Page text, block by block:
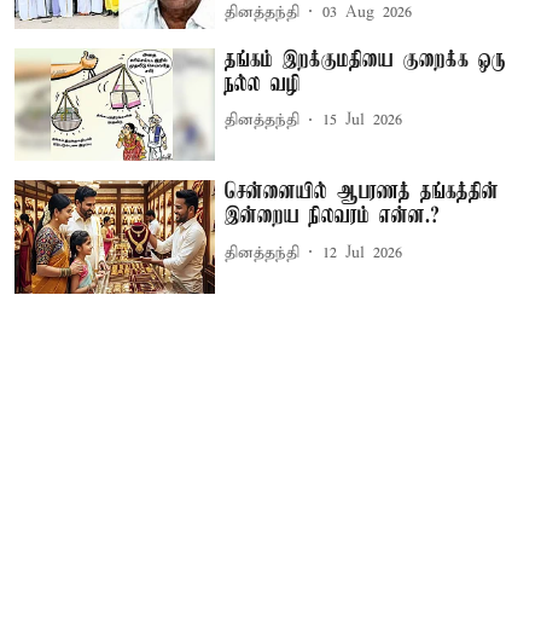
தினத்தந்தி 03 Aug 2026
தங்கம் இறக்குமதியை குறைக்க ஒரு
நல்ல வழி
தினத்தந்தி 15 Jul 2026
சென்னையில் ஆபரணத் தங்கத்தின்
இன்றைய நிலவரம் என்ன.?
தினத்தந்தி 12 Jul 2026